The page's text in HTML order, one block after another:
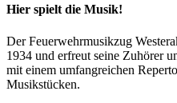
Hier spielt die Musik!
Der Feuerwehrmusikzug
1934 und erfreut seine Zuhörer
mit einem umfangreichen
Musikstücken.